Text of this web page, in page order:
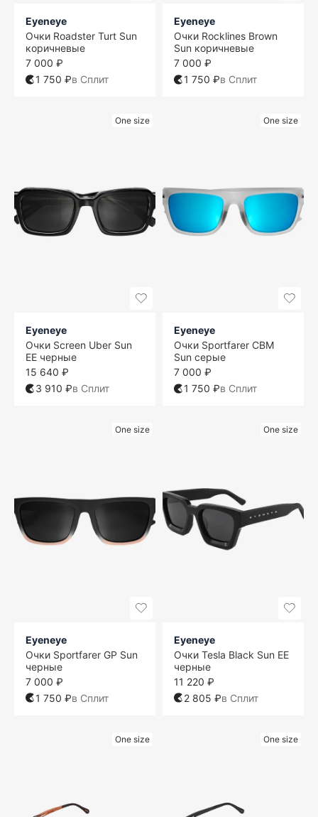
Eyeneye
Очки Roadster Turt Sun
коричневые
7 000 ₽
1 750 ₽в Сплит
Eyeneye
Очки Rocklines Brown
Sun коричневые
7 000 ₽
1 750 ₽в Сплит
One size
Eyeneye
Очки Screen Uber Sun
EE черные
15 640 ₽
3 910 ₽в Сплит
One size
Eyeneye
Очки Sportfarer CBM
Sun серые
7 000 ₽
1 750 ₽в Сплит
One size
Eyeneye
Очки Sportfarer GP Sun
черные
7 000 ₽
1 750 ₽в Сплит
One size
Eyeneye
Очки Tesla Black Sun EE
черные
11 220 ₽
2 805 ₽в Сплит
One size One size